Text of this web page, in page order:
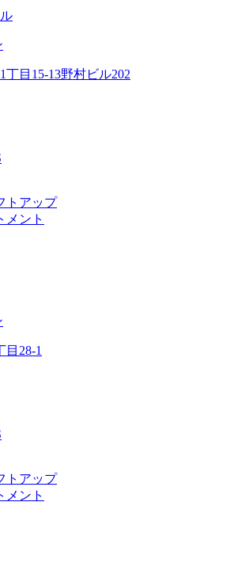
目15-13野村ビル202
トアップ
メント
目28-1
トアップ
メント